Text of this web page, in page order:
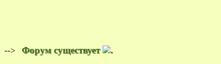
--> Форум существует .